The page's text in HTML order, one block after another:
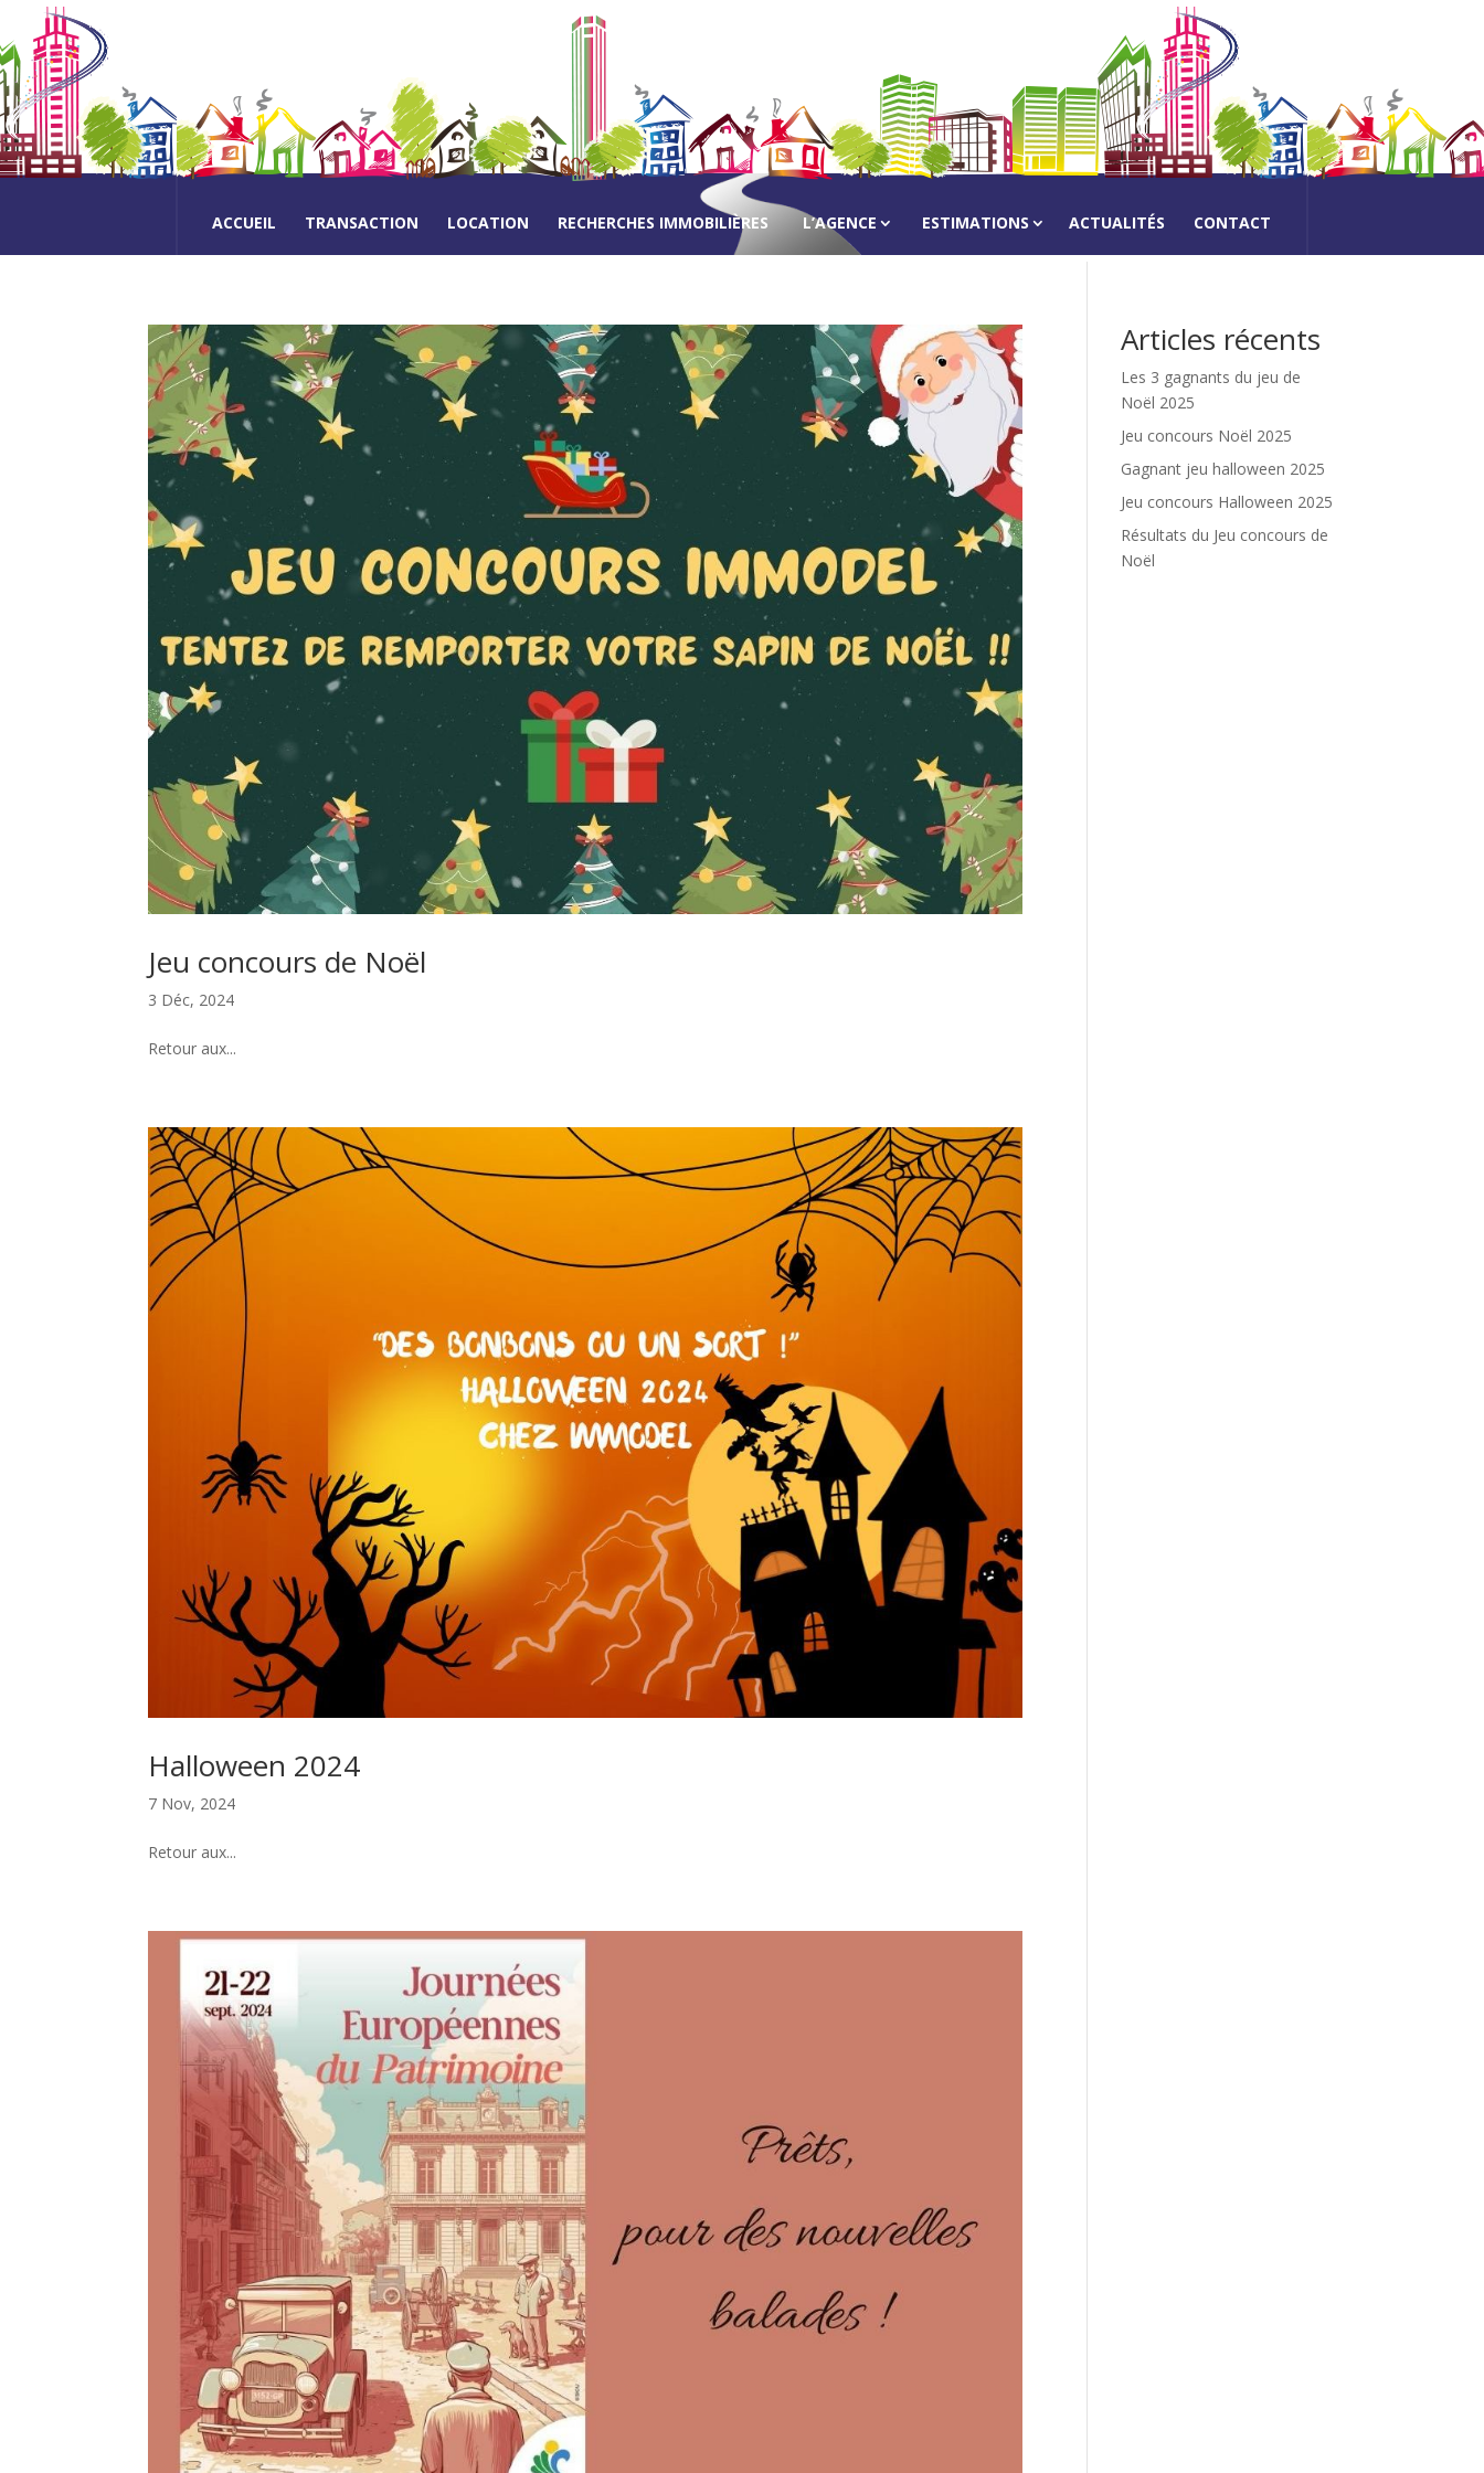
ACCUEIL TRANSACTION LOCATION RECHERCHES IMMOBILIÈRES L’AGENCE ESTIMATIONS ACTUALITÉS CONTACT
Jeu concours de Noël
3 Déc, 2024
Retour aux...
Halloween 2024
7 Nov, 2024
Retour aux...
Articles récents
Les 3 gagnants du jeu de
Noël 2025
Jeu concours Noël 2025
Gagnant jeu halloween 2025
Jeu concours Halloween 2025
Résultats du Jeu concours de
Noël